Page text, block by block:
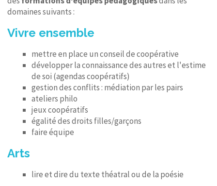
domaines suivants :
Vivre ensemble
mettre en place un conseil de coopérative
développer la connaissance des autres et l'estime
de soi (agendas coopératifs)
gestion des conflits : médiation par les pairs
ateliers philo
jeux coopératifs
égalité des droits filles/garçons
faire équipe
Arts
lire et dire du texte théatral ou de la poésie